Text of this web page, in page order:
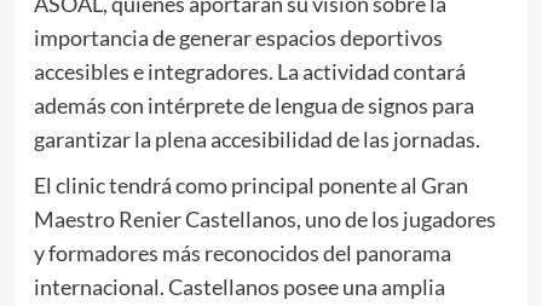
importancia de generar espacios deportivos
accesibles e integradores. La actividad contará
además con intérprete de lengua de signos para
garantizar la plena accesibilidad de las jornadas.
El clinic tendrá como principal ponente al Gran
Maestro Renier Castellanos, uno de los jugadores
y formadores más reconocidos del panorama
internacional. Castellanos posee una amplia